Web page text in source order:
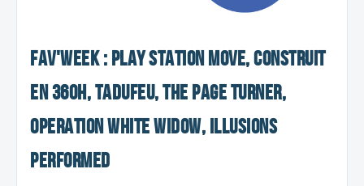
Fav'Week : Play Station Move, construit
en 360h, TaDuFeu, The Page Turner,
Operation White Widow, Illusions
performed